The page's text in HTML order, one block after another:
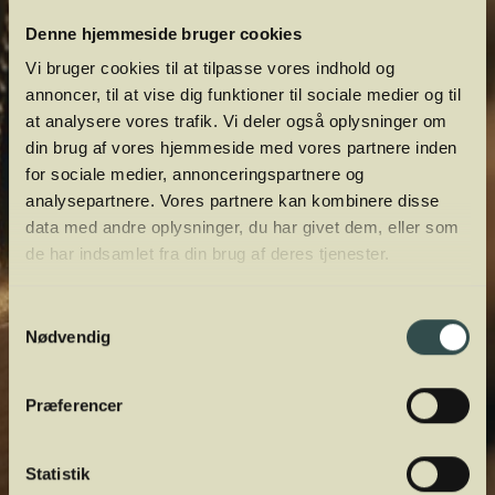
Denne hjemmeside bruger cookies
Vi bruger cookies til at tilpasse vores indhold og
annoncer, til at vise dig funktioner til sociale medier og til
at analysere vores trafik. Vi deler også oplysninger om
din brug af vores hjemmeside med vores partnere inden
for sociale medier, annonceringspartnere og
analysepartnere. Vores partnere kan kombinere disse
data med andre oplysninger, du har givet dem, eller som
de har indsamlet fra din brug af deres tjenester.
Samtykkevalg
Nødvendig
Præferencer
Statistik